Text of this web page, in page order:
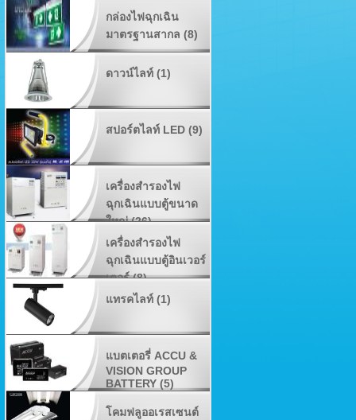
กล่องไฟฉุกเฉิน
มาตรฐานสากล (8)
ดาวน์ไลท์ (1)
สปอร์ตไลท์ LED (9)
เครื่องสำรองไฟ
ฉุกเฉินแบบตู้ขนาด
ใหญ่ (26)
เครื่องสำรองไฟ
ฉุกเฉินแบบตู้อินเวอร์
เตอร์ (8)
แทรคไลท์ (1)
แบตเตอรี่ ACCU &
VISION GROUP
BATTERY (5)
โคมฟลูออเรสเซนต์